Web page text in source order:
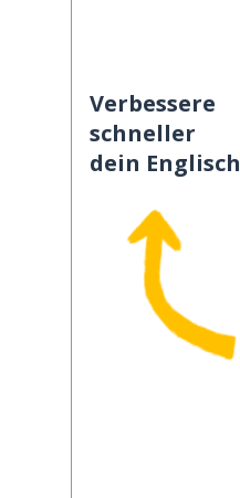
Verbessere
schneller
dein Englisch